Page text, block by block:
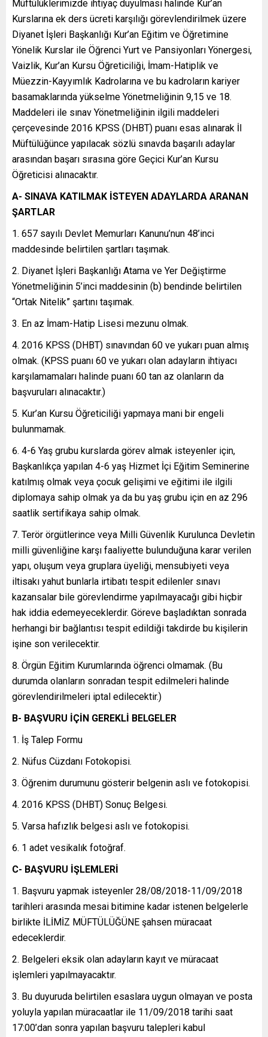
Müftülüklerimizde ihtiyaç duyulması halinde Kur’an
Kurslarına ek ders ücreti karşılığı görevlendirilmek üzere
Diyanet İşleri Başkanlığı Kur’an Eğitim ve Öğretimine
Yönelik Kurslar ile Öğrenci Yurt ve Pansiyonları Yönergesi,
Vaizlik, Kur’an Kursu Öğreticiliği, İmam-Hatiplik ve
Müezzin-Kayyımlık Kadrolarına ve bu kadroların kariyer
basamaklarında yükselme Yönetmeliğinin 9,15 ve 18.
Maddeleri ile sınav Yönetmeliğinin ilgili maddeleri
çerçevesinde 2016 KPSS (DHBT) puanı esas alınarak İl
Müftülüğünce yapılacak sözlü sınavda başarılı adaylar
arasından başarı sırasına göre Geçici Kur’an Kursu
Öğreticisi alınacaktır.
A- SINAVA KATILMAK İSTEYEN ADAYLARDA ARANAN
ŞARTLAR
657 sayılı Devlet Memurları Kanunu’nun 48’inci
maddesinde belirtilen şartları taşımak.
Diyanet İşleri Başkanlığı Atama ve Yer Değiştirme
Yönetmeliğinin 5’inci maddesinin (b) bendinde belirtilen
“Ortak Nitelik” şartını taşımak.
En az İmam-Hatip Lisesi mezunu olmak.
2016 KPSS (DHBT) sınavından 60 ve yukarı puan almış
olmak. (KPSS puanı 60 ve yukarı olan adayların ihtiyacı
karşılamamaları halinde puanı 60 tan az olanların da
başvuruları alınacaktır.)
Kur’an Kursu Öğreticiliği yapmaya mani bir engeli
bulunmamak.
4-6 Yaş grubu kurslarda görev almak isteyenler için,
Başkanlıkça yapılan 4-6 yaş Hizmet İçi Eğitim Seminerine
katılmış olmak veya çocuk gelişimi ve eğitimi ile ilgili
diplomaya sahip olmak ya da bu yaş grubu için en az 296
saatlik sertifikaya sahip olmak.
Terör örgütlerince veya Milli Güvenlik Kurulunca Devletin
milli güvenliğine karşı faaliyette bulunduğuna karar verilen
yapı, oluşum veya gruplara üyeliği, mensubiyeti veya
iltisakı yahut bunlarla irtibatı tespit edilenler sınavı
kazansalar bile görevlendirme yapılmayacağı gibi hiçbir
hak iddia edemeyeceklerdir. Göreve başladıktan sonrada
herhangi bir bağlantısı tespit edildiği takdirde bu kişilerin
işine son verilecektir.
Örgün Eğitim Kurumlarında öğrenci olmamak. (Bu
durumda olanların sonradan tespit edilmeleri halinde
görevlendirilmeleri iptal edilecektir.)
B- BAŞVURU İÇİN GEREKLİ BELGELER
İş Talep Formu
Nüfus Cüzdanı Fotokopisi.
Öğrenim durumunu gösterir belgenin aslı ve fotokopisi.
2016 KPSS (DHBT) Sonuç Belgesi.
Varsa hafızlık belgesi aslı ve fotokopisi.
1 adet vesikalık fotoğraf.
C- BAŞVURU İŞLEMLERİ
Başvuru yapmak isteyenler 28/08/2018-11/09/2018
tarihleri arasında mesai bitimine kadar istenen belgelerle
birlikte İLİMİZ MÜFTÜLÜĞÜNE şahsen müracaat
edeceklerdir.
Belgeleri eksik olan adayların kayıt ve müracaat
işlemleri yapılmayacaktır.
Bu duyuruda belirtilen esaslara uygun olmayan ve posta
yoluyla yapılan müracaatlar ile 11/09/2018 tarihi saat
17:00’dan sonra yapılan başvuru talepleri kabul